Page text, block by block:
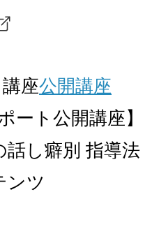
座公開講座
ート公開講座】
話し癖別 指導法
ンツ